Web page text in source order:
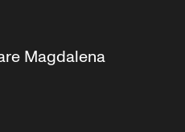
Magdalena